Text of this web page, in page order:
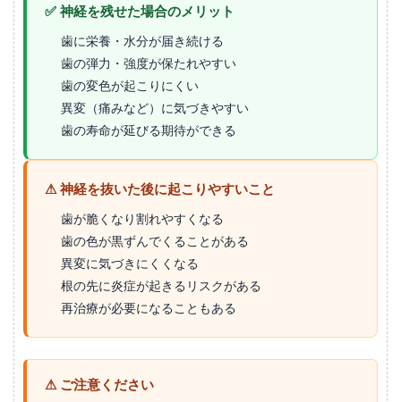
✅ 神経を残せた場合のメリット
歯に栄養・水分が届き続ける
歯の弾力・強度が保たれやすい
歯の変色が起こりにくい
異変（痛みなど）に気づきやすい
歯の寿命が延びる期待ができる
⚠ 神経を抜いた後に起こりやすいこと
歯が脆くなり割れやすくなる
歯の色が黒ずんでくることがある
異変に気づきにくくなる
根の先に炎症が起きるリスクがある
再治療が必要になることもある
⚠ ご注意ください